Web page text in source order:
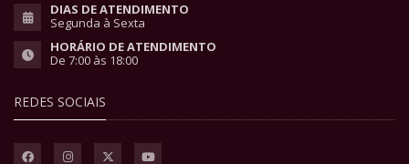
DIAS DE ATENDIMENTO
Segunda à Sexta
HORÁRIO DE ATENDIMENTO
De 7:00 às 18:00
REDES SOCIAIS